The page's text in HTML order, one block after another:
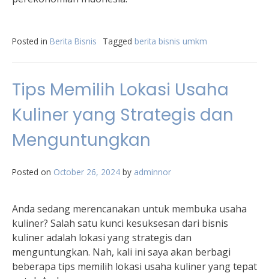
Posted in Berita Bisnis Tagged berita bisnis umkm
Tips Memilih Lokasi Usaha
Kuliner yang Strategis dan
Menguntungkan
Posted on October 26, 2024 by adminnor
Anda sedang merencanakan untuk membuka usaha
kuliner? Salah satu kunci kesuksesan dari bisnis
kuliner adalah lokasi yang strategis dan
menguntungkan. Nah, kali ini saya akan berbagi
beberapa tips memilih lokasi usaha kuliner yang tepat